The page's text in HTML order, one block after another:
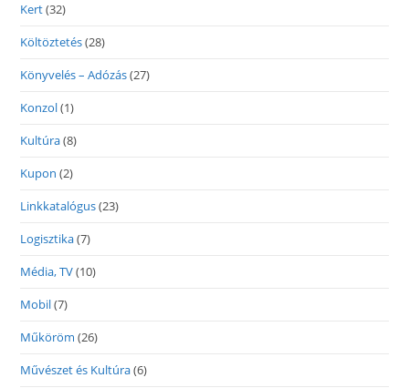
Kert(32)
Költöztetés(28)
Könyvelés – Adózás(27)
Konzol(1)
Kultúra(8)
Kupon (2)
Linkkatalógus(23)
Logisztika(7)
Média, TV(10)
Mobil(7)
Műköröm (26)
Művészet és Kultúra(6)